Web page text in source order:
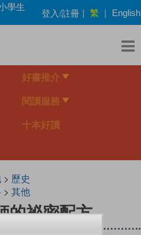
學生
登入/註冊 | 繁 | English
好書推介
閱讀服務
十本好讀
> 歷史
> 其他
的祕密配方